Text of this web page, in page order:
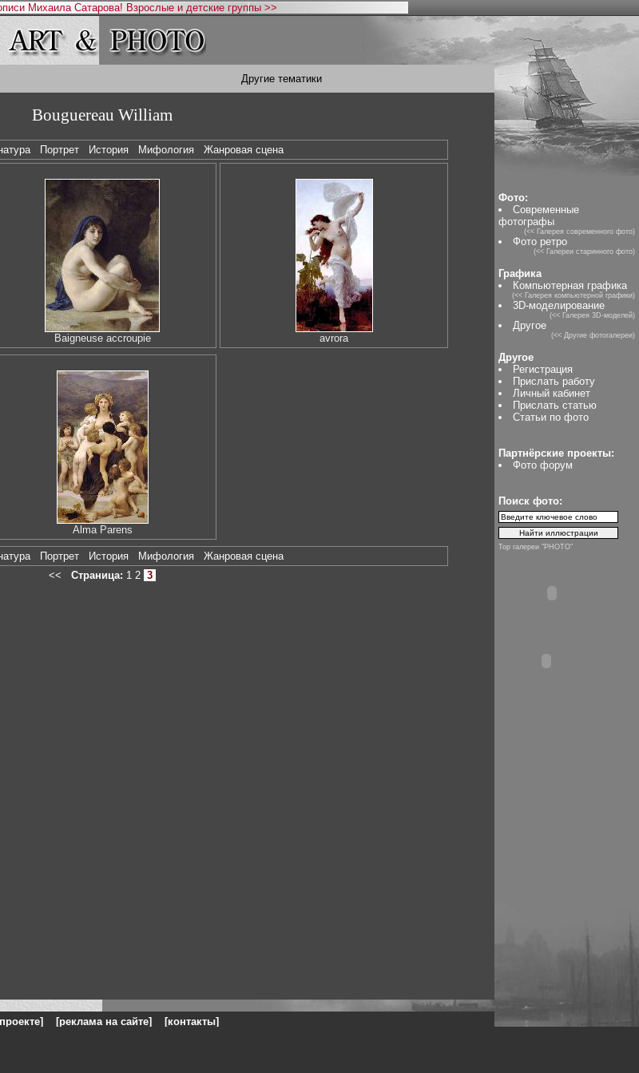
Михаила Сатарова! Взрослые и детские группы >>
Другие тематики
Bouguereau William
Портрет История Мифология Жанровая сцена
Baigneuse accroupie avrora
Alma Parens
Портрет История Мифология Жанровая сцена
<<
Страница: 1 2 3
Фото:
Современные
фотографы
(<< Галерея современного фото)
Фото ретро
(<< Галереи старинного фото)
Графика
Компьютерная графика
(<< Галерея компьютерной графики)
3D-моделирование
(<< Галерея 3D-моделей)
Другое
(<< Другие фотогалереи)
Другое
Регистрация
Прислать работу
Личный кабинет
Прислать статью
Статьи по фото
Партнёрские проекты:
Фото форум
Поиск фото:
Top галереи "PHOTO"
[реклама на сайте] [контакты]